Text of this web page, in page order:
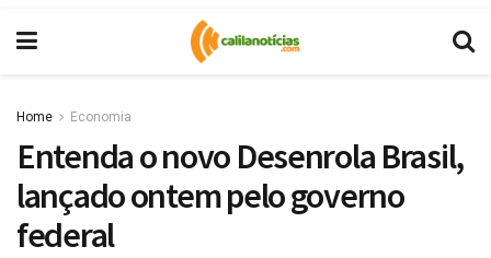
Home Economia
Entenda o novo Desenrola Brasil,
lançado ontem pelo governo
federal